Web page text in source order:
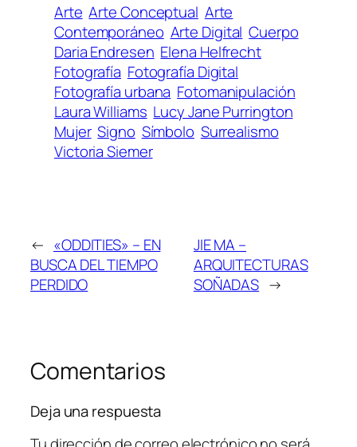
Arte Arte Conceptual Arte
Contemporáneo Arte Digital Cuerpo
Daria Endresen Elena Helfrecht
Fotografía Fotografía Digital
Fotografía urbana Fotomanipulación
Laura Williams Lucy Jane Purrington
Mujer Signo Símbolo Surrealismo
Victoria Siemer
← «ODDITIES» – EN
BUSCA DEL TIEMPO
PERDIDO
JIE MA –
ARQUITECTURAS
SOÑADAS →
Comentarios
Deja una respuesta